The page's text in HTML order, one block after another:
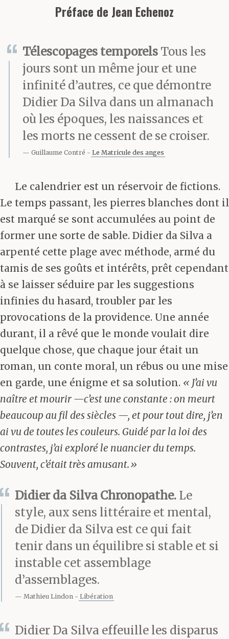
Préface de Jean Echenoz
Télescopages temporels Tous les
jours sont un même jour et une
infinité d’autres, ce que démontre
Didier Da Silva dans un almanach
où les époques, les naissances et
les morts ne cessent de se croiser.
Guillaume Contré Le Matricule des anges
Le calendrier est un réservoir de fictions.
Le temps passant, les pierres blanches dont il
est marqué se sont accumulées au point de
former une sorte de sable. Didier da Silva a
arpenté cette plage avec méthode, armé du
tamis de ses goûts et intérêts, prêt cependant
à se laisser séduire par les suggestions
infinies du hasard, troubler par les
provocations de la providence. Une année
durant, il a rêvé que le monde voulait dire
quelque chose, que chaque jour était un
roman, un conte moral, un rébus ou une mise
en garde, une énigme et sa solution. « J’ai vu
naître et mourir —c’est une constante : on meurt
beaucoup au fil des siècles —, et pour tout dire, j’en
ai vu de toutes les couleurs. Guidé par la loi des
contrastes, j’ai exploré le nuancier du temps.
Souvent, c’était très amusant.»
Didier da Silva Chronopathe. Le
style, aux sens littéraire et mental,
de Didier da Silva est ce qui fait
tenir dans un équilibre si stable et si
instable cet assemblage
d’assemblages.
Mathieu Lindon Libération
Didier Da Silva effeuille les disparus